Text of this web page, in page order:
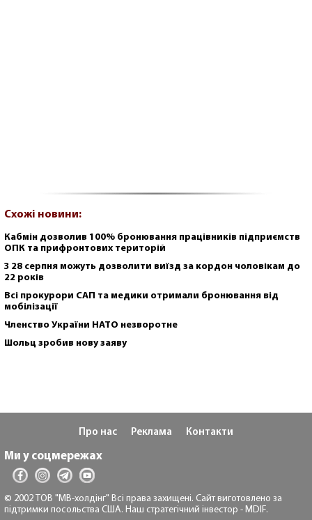
Схожі новини:
Кабмін дозволив 100% бронювання працівників підприємств
ОПК та прифронтових територій
З 28 серпня можуть дозволити виїзд за кордон чоловікам до
22 років
Всі прокурори САП та медики отримали бронювання від
мобілізації
Членство України НАТО незворотне
Шольц зробив нову заяву
Про нас Реклама Контакти
Ми у соцмережах
© 2002 ТОВ "МВ-холдінг" Всі права захищені. Сайт виготовлено за
підтримки посольства США. Наш стратегічний інвестор - MDIF.